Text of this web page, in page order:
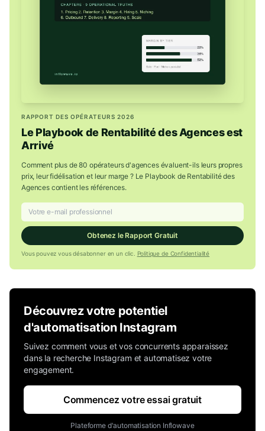
RAPPORT DES OPÉRATEURS 2026
Le Playbook de Rentabilité des Agences est
Arrivé
Comment plus de 80 opérateurs d'agences évaluent-ils leurs propres
prix, leur fidélisation et leur marge ? Le Playbook de Rentabilité des
Agences contient les références.
Obtenez le Rapport Gratuit
Vous pouvez vous désabonner en un clic. Politique de Confidentialité
Découvrez votre potentiel
d'automatisation Instagram
Suivez comment vous et vos concurrents apparaissez
dans la recherche Instagram et automatisez votre
engagement.
Commencez votre essai gratuit
Plateforme d'automatisation Inflowave